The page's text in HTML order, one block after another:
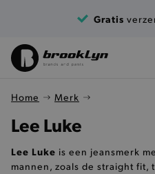
Gratis
Home Merk
Lee Luke is een jeansmerk
mannen, zoals de straight fit,
Lee Luke